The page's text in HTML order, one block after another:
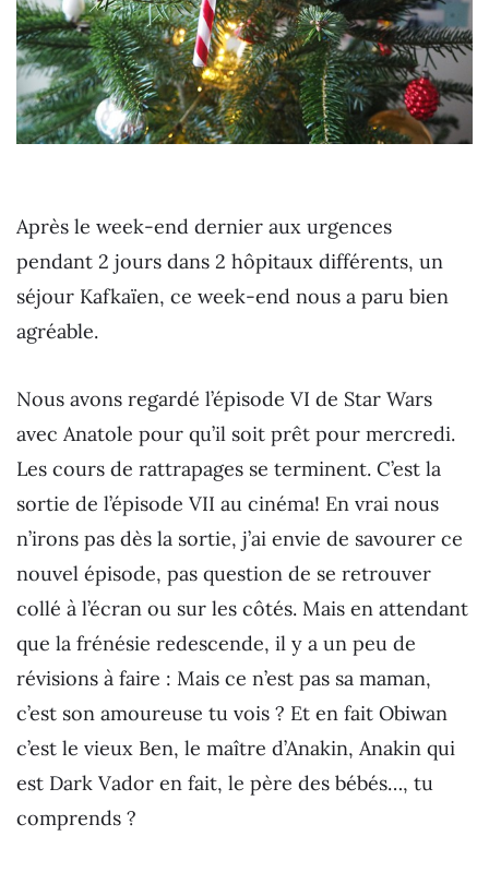
Après le week-end dernier aux urgences
pendant 2 jours dans 2 hôpitaux différents, un
séjour Kafkaïen, ce week-end nous a paru bien
agréable.
Nous avons regardé l’épisode VI de Star Wars
avec Anatole pour qu’il soit prêt pour mercredi.
Les cours de rattrapages se terminent. C’est la
sortie de l’épisode VII au cinéma! En vrai nous
n’irons pas dès la sortie, j’ai envie de savourer ce
nouvel épisode, pas question de se retrouver
collé à l’écran ou sur les côtés. Mais en attendant
que la frénésie redescende, il y a un peu de
révisions à faire : Mais ce n’est pas sa maman,
c’est son amoureuse tu vois ? Et en fait Obiwan
c’est le vieux Ben, le maître d’Anakin, Anakin qui
est Dark Vador en fait, le père des bébés…, tu
comprends ?